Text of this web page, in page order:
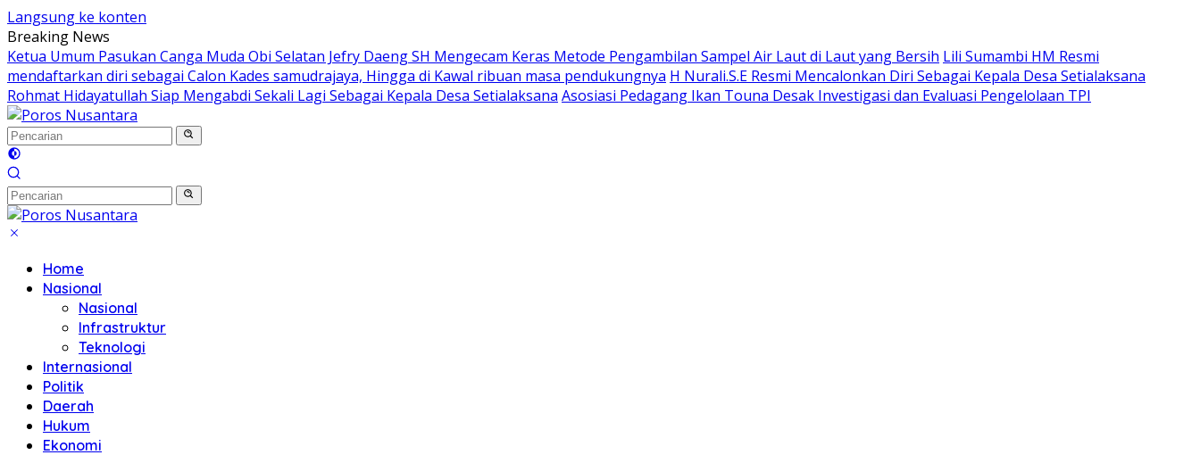
Langsung ke konten
Breaking News
Ketua Umum Pasukan Canga Muda Obi Selatan Jefry Daeng SH Mengecam Keras Metode Pengambilan Sampel Air Laut di Laut yang Bersih Lili Sumambi HM Resmi
mendaftarkan diri sebagai Calon Kades samudrajaya, Hingga di Kawal ribuan masa pendukungnya H Nurali.S.E Resmi Mencalonkan Diri Sebagai Kepala Desa Setialaksana
Rohmat Hidayatullah Siap Mengabdi Sekali Lagi Sebagai Kepala Desa Setialaksana Asosiasi Pedagang Ikan Touna Desak Investigasi dan Evaluasi Pengelolaan TPI
Home
Nasional
Nasional
Infrastruktur
Teknologi
Internasional
Politik
Daerah
Hukum
Ekonomi